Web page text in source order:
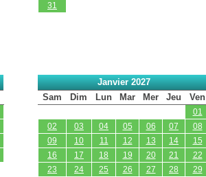
31
Janvier 2027
Sam
Dim Lun Mar Mer Jeu Ven
01
02
03 04 05 06 07
08
09
10 11 12 13 14
15
16
17 18 19 20 21
22
23
24 25 26 27 28
29